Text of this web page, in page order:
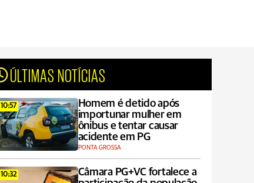
ÚLTIMAS NOTÍCIAS
10:57
Homem é detido após
importunar mulher em
ônibus e tentar causar
acidente em PG
PONTA GROSSA
10:32
Câmara PG+VC fortalece a